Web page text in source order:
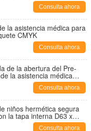
Consulta ahora
la asistencia médica para
CMYK
Consulta ahora
de la abertura del Pre-
la asistencia médica
particularesConsulta ahora
niños hermética segura
la tapa interna D63 x
Consulta ahora